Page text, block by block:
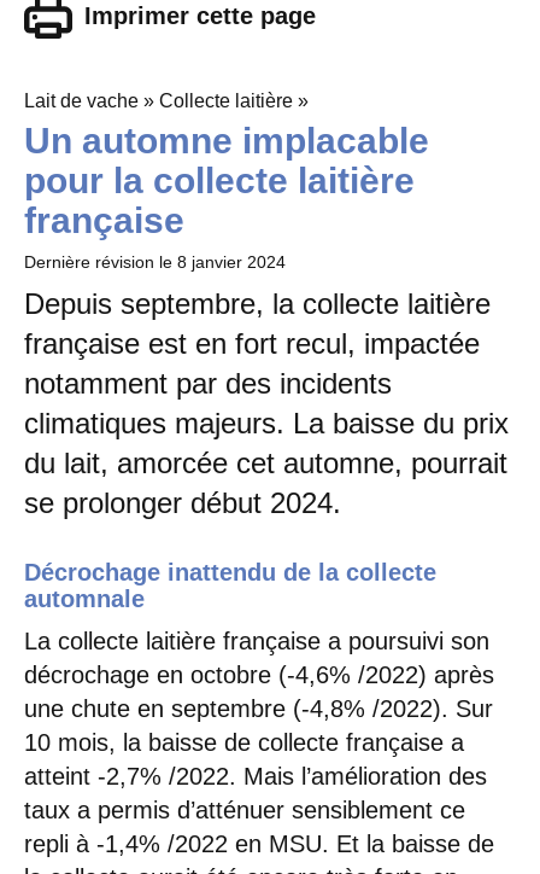
Imprimer cette page
Lait de vache » Collecte laitière »
Un automne implacable
pour la collecte laitière
française
Dernière révision le 8 janvier 2024
Depuis septembre, la collecte laitière
française est en fort recul, impactée
notamment par des incidents
climatiques majeurs. La baisse du prix
du lait, amorcée cet automne, pourrait
se prolonger début 2024.
Décrochage inattendu de la collecte
automnale
La collecte laitière française a poursuivi son
décrochage en octobre (-4,6% /2022) après
une chute en septembre (-4,8% /2022). Sur
10 mois, la baisse de collecte française a
atteint -2,7% /2022. Mais l’amélioration des
taux a permis d’atténuer sensiblement ce
repli à -1,4% /2022 en MSU. Et la baisse de